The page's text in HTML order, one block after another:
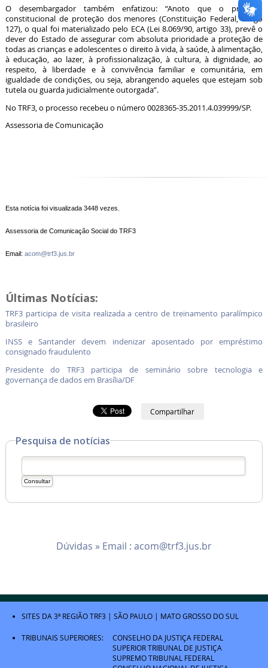
O desembargador também enfatizou: “Anoto que o princípio
constitucional de proteção dos menores (Constituição Federal, artigo
127), o qual foi materializado pelo ECA (Lei 8.069/90, artigo 33), prevê o
dever do Estado de assegurar com absoluta prioridade a proteção de
todas as crianças e adolescentes o direito à vida, à saúde, à alimentação,
à educação, ao lazer, à profissionalização, à cultura, à dignidade, ao
respeito, à liberdade e à convivência familiar e comunitária, em
igualdade de condições, ou seja, abrangendo aqueles que estejam sob
tutela ou guarda judicialmente outorgada”.
No TRF3, o processo recebeu o número 0028365-35.2011.4.039999/SP.
Assessoria de Comunicação
Esta notícia foi visualizada 3448 vezes.
Assessoria de Comunicação Social do TRF3
Email: acom@trf3.jus.br
Últimas Notícias:
TRF3 participa de visita realizada a centro de treinamento paralímpico
brasileiro
INSS e Santander devem indenizar aposentado por empréstimo
consignado fraudulento
Presidente do TRF3 participa de seminário sobre tecnologia e
governança de dados em Brasília/DF
Compartilhar
Pesquisa de notícias
Dúvidas » Email : acom@trf3.jus.br
SITES DA 3ª REGIÃOTRF3 | SÃO PAULO | MATO GROSSO DO SUL
TRIBUNAIS SUPERIORES:
CONSELHO DA JUSTIÇA FEDERAL
SUPERIOR TRIBUNAL DE JUSTIÇA
SUPREMO TRIBUNAL FEDERAL